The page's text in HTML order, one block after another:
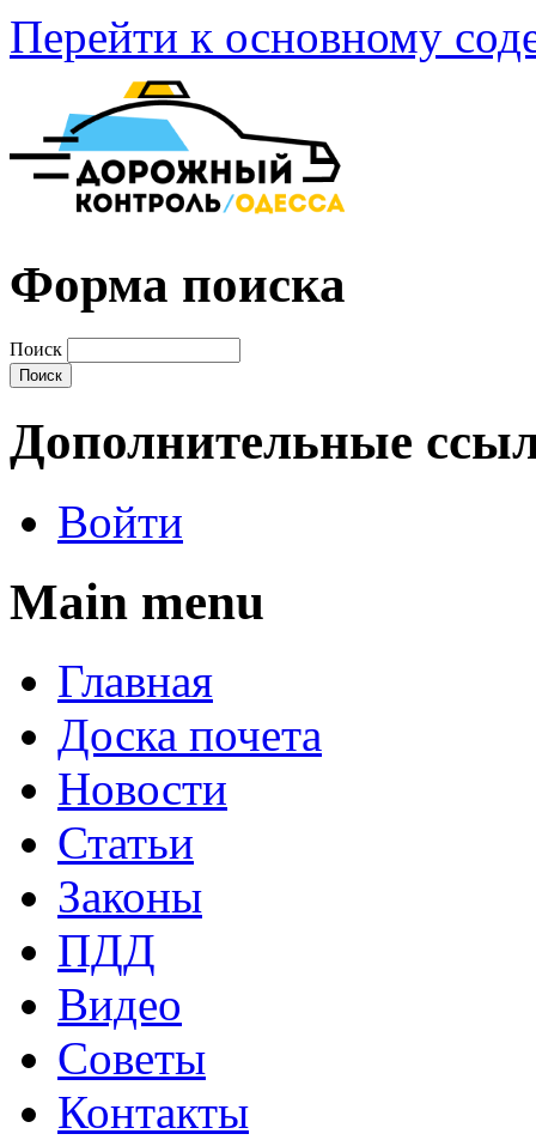
Перейти к основному
Форма поиска
Поиск
Дополнительные
Войти
Main menu
Главная
Доска почета
Новости
Статьи
Законы
ПДД
Видео
Советы
Контакты